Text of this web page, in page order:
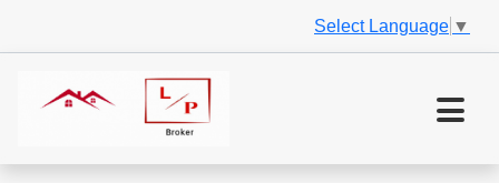
Select Language ▼